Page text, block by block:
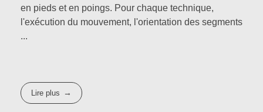
en pieds et en poings. Pour chaque technique,
l'exécution du mouvement, l'orientation des segments
...
Lire plus